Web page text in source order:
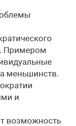
Примером
меньшинств.
и
возможность